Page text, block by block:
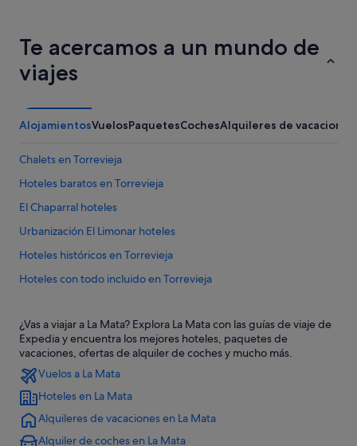
Te acercamos a un mundo de
viajes
AlojamientosVuelosPaquetesCochesAlquileres de vacaciones
Chalets en Torrevieja
Hoteles baratos en Torrevieja
El Chaparral hoteles
Urbanización El Limonar hoteles
Hoteles históricos en Torrevieja
Hoteles con todo incluido en Torrevieja
Hoteles con todo incluido en Guardamar del Segura
Hoteles de 5 estrellas en La Mata
Casas privadas de vacaciones en La Mata
Condominios en Torrevieja
Campings de caravanas en La Mata
¿Vas a viajar a La Mata? Explora La Mata con las guías de viaje de
Expedia y encuentra los mejores hoteles, paquetes de
vacaciones, ofertas de alquiler de coches y mucho más.
Vuelos a La Mata
Hoteles en La Mata
Alquileres de vacaciones en La Mata
Alquiler de coches en La Mata